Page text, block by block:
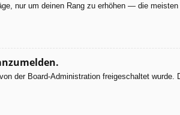
nur um deinen Rang zu erhöhen — die
der Board-Administration freigeschaltet